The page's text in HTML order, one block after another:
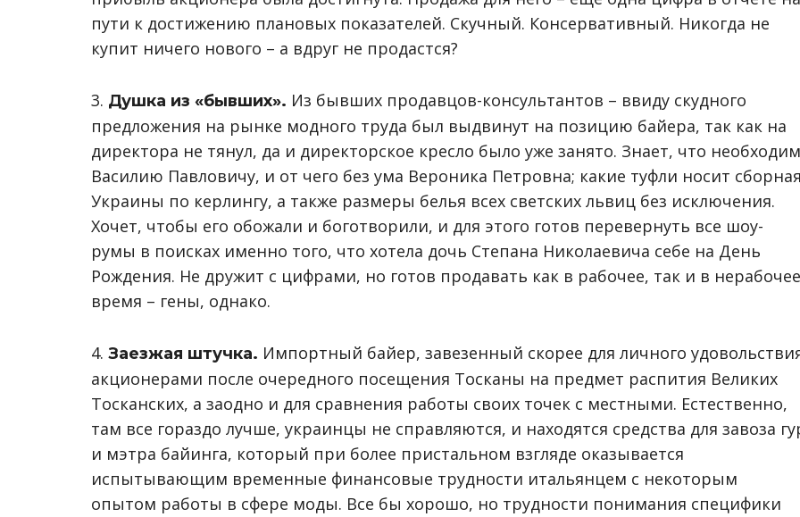
пути к достижению плановых показателей. Скучный. Консервативный. Никогда не
купит ничего нового – а вдруг не продастся?
3. Душка из «бывших». Из бывших продавцов-консультантов – ввиду скудного
предложения на рынке модного труда был выдвинут на позицию байера, так как на
директора не тянул, да и директорское кресло было уже занято. Знает, что
Василию Павловичу, и от чего без ума Вероника Петровна; какие туфли носит
Украины по керлингу, а также размеры белья всех светских львиц без исключения.
Хочет, чтобы его обожали и боготворили, и для этого готов перевернуть все шоу-
румы в поисках именно того, что хотела дочь Степана Николаевича себе на День
Рождения. Не дружит с цифрами, но готов продавать как в рабочее, так и в нерабочее
время – гены, однако.
4. Заезжая штучка. Импортный байер, завезенный скорее для личного
акционерами после очередного посещения Тосканы на предмет распития Великих
Тосканских, а заодно и для сравнения работы своих точек с местными. Естественно,
там все гораздо лучше, украинцы не справляются, и находятся средства для завоза
и мэтра байинга, который при более пристальном взгляде оказывается
испытывающим временные финансовые трудности итальянцем с некоторым
опытом работы в сфере моды. Все бы хорошо, но трудности понимания специфики